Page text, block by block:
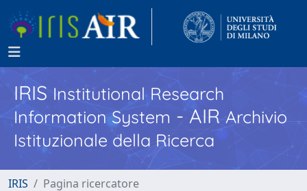
IRISInstitutional Research
Information System - AIR Archivio
Istituzionale della Ricerca
IRIS Pagina ricercatore